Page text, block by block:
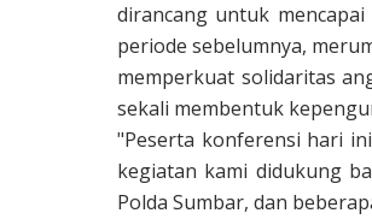
dirancang untuk
periode sebelumnya,
memperkuat solidaritas
sekali membentuk
"Peserta konferensi hari
kegiatan kami didukung
Polda Sumbar, dan